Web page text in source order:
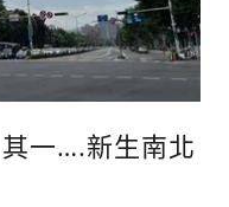
一….新生南北